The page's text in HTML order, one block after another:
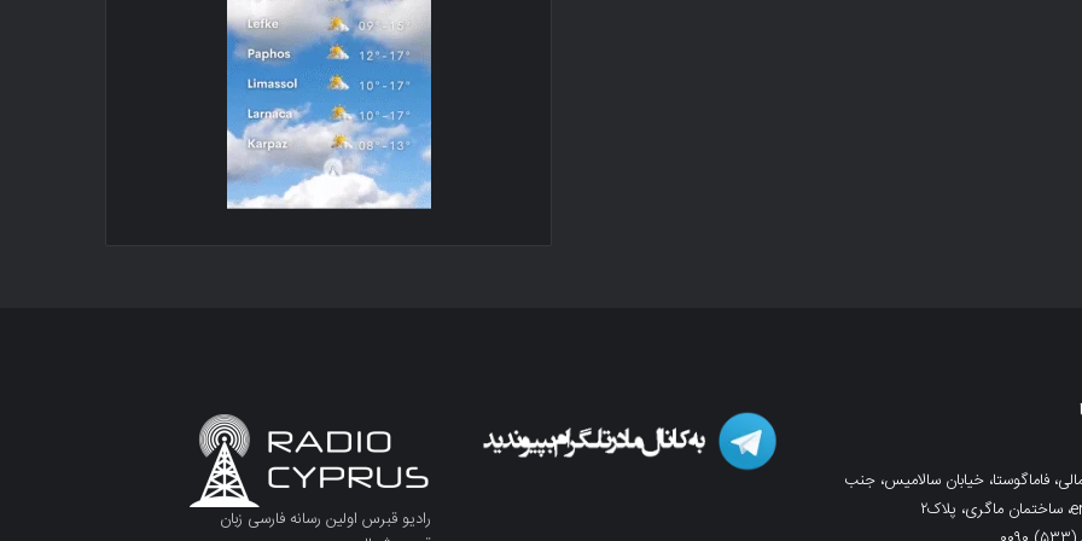
فاماگوستا، خیابان سالامیس، جنب
رادیو قبرس اولین رسانه فارسی زبان